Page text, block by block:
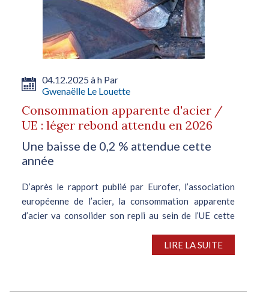
04.12.2025 à h Par
Gwenaëlle Le Louette
Consommation apparente d'acier /
UE : léger rebond attendu en 2026
Une baisse de 0,2 % attendue cette
année
D’après le rapport publié par Eurofer, l’association
européenne de l’acier, la consommation apparente
d’acier va consolider son repli au sein de l’UE cette
LIRE LA SUITE